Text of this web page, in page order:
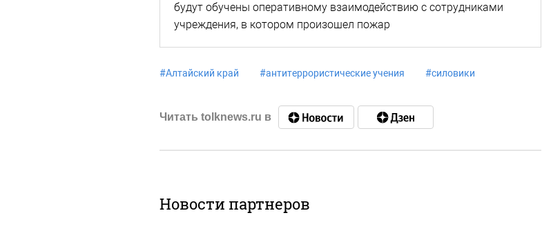
будут обучены оперативному взаимодействию с сотрудниками
учреждения, в котором произошел пожар
#Алтайский край #антитеррористические учения #силовики
Читать tolknews.ru в
Новости партнеров